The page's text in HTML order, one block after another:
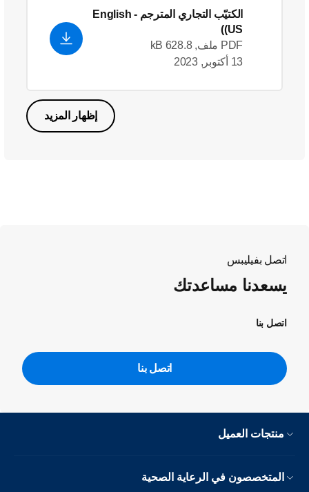
الكتيّب التجاري المترجم
- English
(US)
PDF ملف, 628.8 kB
13 أكتوبر, 2023
إظهار المزيد
اتصل بفيليبس
يسعدنا مساعدتك
اتصل بنا
اتصل بنا
منتجات العميل
المتخصصون في الرعاية الصحية